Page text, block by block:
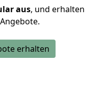
aus, und erhalten
erhalten